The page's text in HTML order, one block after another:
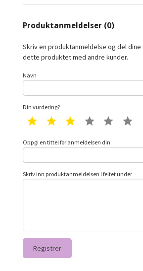
Produktanmeldelser (0)
Skriv en produktanmeldelse og del
dette produktet med andre kunder.
Navn
Din vurdering?
1 star 2 star 3 star 4 star 5 star
Oppgi en tittel for anmeldelsen din
Skriv inn produktanmeldelsen i feltet under